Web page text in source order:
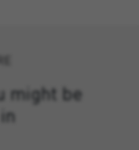
might be